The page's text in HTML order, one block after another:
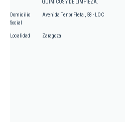
QUIMICOS Y DE LIMPIEZA.
Domicilio
Social
Avenida Tenor Fleta , 58 - LOC
Localidad Zaragoza